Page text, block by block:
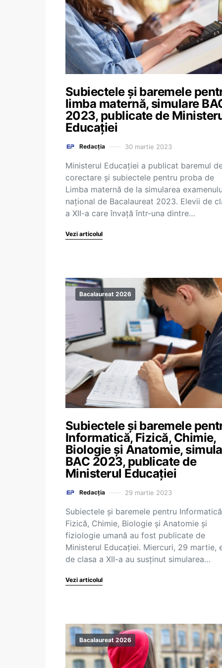
Subiectele și baremele
limba maternă, simulare
2023, publicate de
Educației
Redacția 30 martie 2023
Ministerul Educației a publicat baremul
corectare și subiectele pentru proba de
Limba maternă de la simularea
național de Bacalaureat 2023. Elevii de
a XII-a care învață într-una dintre…
Vezi articolul
Bacalaureat 2026
Subiectele și baremele
Informatică, Fizică, Chimie,
Biologie și Anatomie,
BAC 2023, publicate de
Ministerul Educației
Redacția 29 martie 2023
Subiectele și baremele pentru
Fizică, Chimie, Biologie și Anatomie și
fiziologie umană au fost publicate de
Ministerul Educației. Miercuri, 29 martie,
de clasa a XII-a au susținut simularea…
Vezi articolul
Bacalaureat 2026